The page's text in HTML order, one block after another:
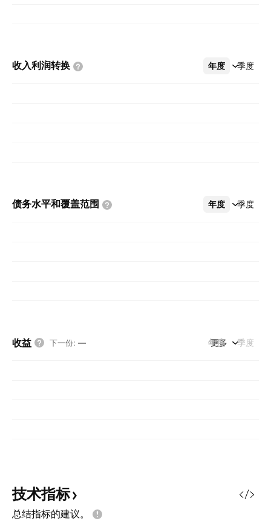
收入利润转换 年度 季度
更多
债务水平和覆盖范围 年度 季度
更多
收益 下一份: — 年度 季度
更多
技术指标
总结指标的建议。